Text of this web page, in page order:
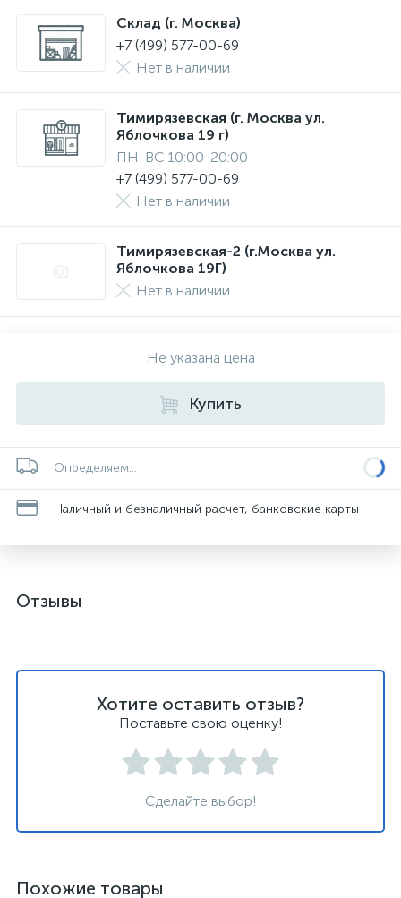
Склад (г. Москва)
+7 (499) 577-00-69
Нет в наличии
Тимирязевская (г. Москва ул.
Яблочкова 19 г)
ПН-ВС 10:00-20:00
+7 (499) 577-00-69
Нет в наличии
Тимирязевская-2 (г.Москва ул.
Яблочкова 19Г)
Нет в наличии
Не указана цена
Купить
Определяем...
Наличный и безналичный расчет, банковские карты
Отзывы
Хотите оставить отзыв?
Поставьте свою оценку!
Сделайте выбор!
Похожие товары